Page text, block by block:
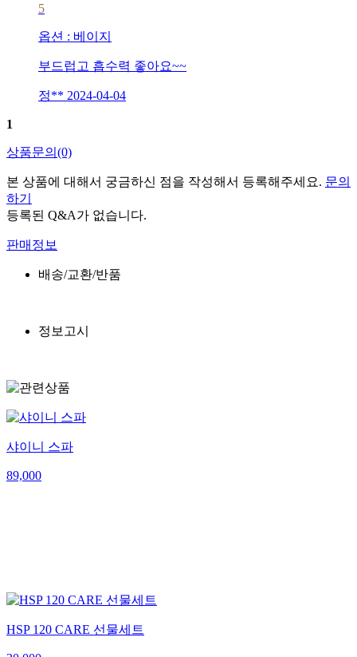
5
옵션 : 베이지
부드럽고 흡수력 좋아요~~
정** 2024-04-04
1
상품문의 (0)
본 상품에 대해서 궁금하신 점을 작성해서 등록해주세요. 문의
하기
등록된 Q&A가 없습니다.
판매정보
배송/교환/반품
정보고시
샤이니 스파
89,000
HSP 120 CARE 선물세트